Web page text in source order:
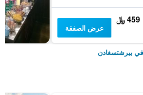
459 ﷼
عرض الصفقة
بيرشتسغادن